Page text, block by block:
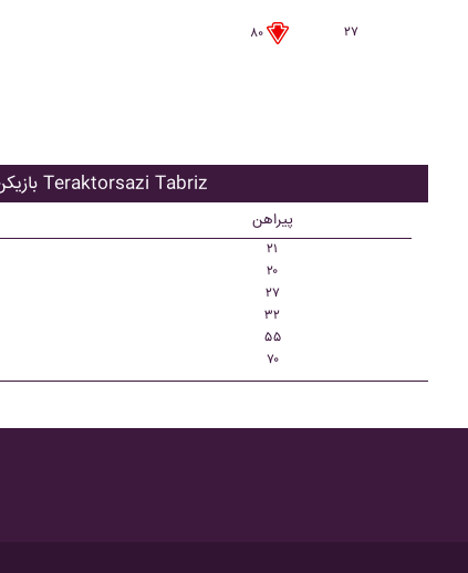
۸۰
۲۷
بازیکن ذحیره Teraktorsazi Tabriz
پیراهن
۲۱
۲۰
۲۷
۳۲
۵۵
۷۰